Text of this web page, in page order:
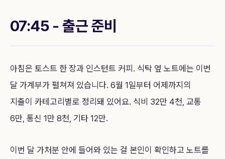
07:45 - 출근 준비
아침은 토스트 한 장과 인스턴트 커피. 식탁 옆 노트에는 이번
달 가계부가 펼쳐져 있습니다. 6월 1일부터 어제까지의
지출이 카테고리별로 정리돼 있어요. 식비 32만 4천, 교통
6만, 통신 1만 8천, 기타 12만.
이번 달 가처분 안에 들어와 있는 걸 본인이 확인하고 노트를